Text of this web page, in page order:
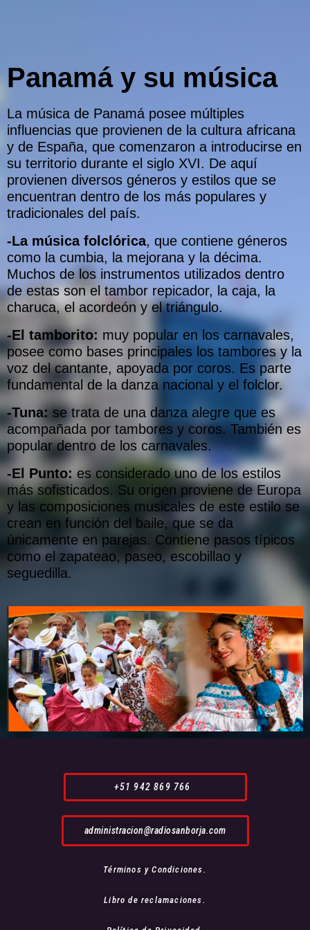
Panamá y su música
La música de Panamá posee múltiples
influencias que provienen de la cultura africana
y de España, que comenzaron a introducirse en
su territorio durante el siglo XVI. De aquí
provienen diversos géneros y estilos que se
encuentran dentro de los más populares y
tradicionales del país.
-La música folclórica, que contiene géneros
como la cumbia, la mejorana y la décima.
Muchos de los instrumentos utilizados dentro
de estas son el tambor repicador, la caja, la
charuca, el acordeón y el triángulo.
-El tamborito: muy popular en los carnavales,
posee como bases principales los tambores y la
voz del cantante, apoyada por coros. Es parte
fundamental de la danza nacional y el folclor.
-Tuna: se trata de una danza alegre que es
acompañada por tambores y coros. También es
popular dentro de los carnavales.
-El Punto: es considerado uno de los estilos
más sofisticados. Su origen proviene de Europa
y las composiciones musicales de este estilo se
crean en función del baile, que se da
únicamente en parejas. Contiene pasos típicos
como el zapateao, paseo, escobillao y
seguedilla.
+51 942 869 766
administracion@radiosanborja.com
Términos y Condiciones.
Libro de reclamaciones.